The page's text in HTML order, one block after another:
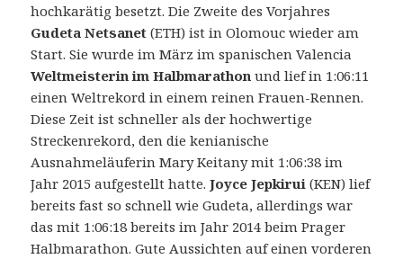
hochkarätig besetzt. Die Zweite des Vorjahres
Gudeta Netsanet (ETH) ist in Olomouc wieder am
Start. Sie wurde im März im spanischen Valencia
Weltmeisterin im Halbmarathon und lief in 1:06:11
einen Weltrekord in einem reinen Frauen-Rennen.
Diese Zeit ist schneller als der hochwertige
Streckenrekord, den die kenianische
Ausnahmeläuferin Mary Keitany mit 1:06:38 im
Jahr 2015 aufgestellt hatte.Joyce Jepkirui (KEN) lief
bereits fast so schnell wie Gudeta, allerdings war
das mit 1:06:18 bereits im Jahr 2014 beim Prager
Halbmarathon. Gute Aussichten auf einen vorderen